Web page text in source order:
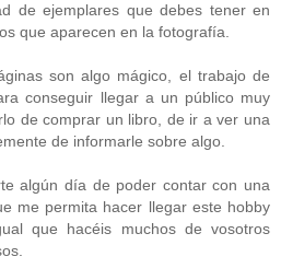
de ejemplares que debes tener en
que aparecen en la fotografía.
son algo mágico, el trabajo de
conseguir llegar a un público muy
de comprar un libro, de ir a ver una
de informarle sobre algo.
algún día de poder contar con una
me permita hacer llegar este hobby
que hacéis muchos de vosotros